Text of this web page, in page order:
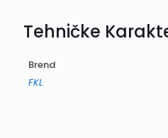
Tehničke
Brend
FKL